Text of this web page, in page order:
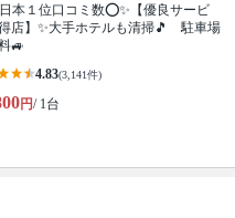
本１位口コミ数⭕✨【優良サービ
店】✨大手ホテルも清掃🎵 駐車場
🚙
4.83(3,141件)
円/ 1台